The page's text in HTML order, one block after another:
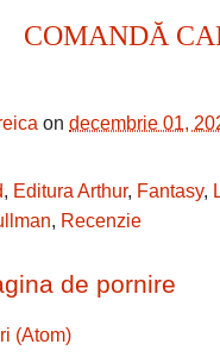
COMANDĂ
on decembrie 01,
, Editura Arthur, Fantasy,
, Recenzie
de pornire
(Atom)